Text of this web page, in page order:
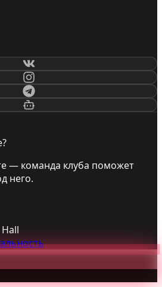
— команда клуба поможет
него.